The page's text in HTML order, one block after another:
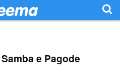
e Pagode